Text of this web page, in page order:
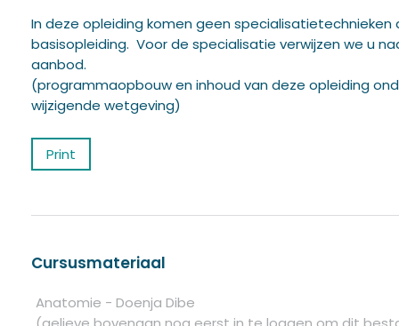
In deze opleiding komen geen specialisatietechnieken
basisopleiding. Voor de specialisatie verwijzen we u
aanbod.
(programmaopbouw en inhoud van deze opleiding
wijzigende wetgeving)
Print
Cursusmateriaal
Anatomie - Doenja Dibe